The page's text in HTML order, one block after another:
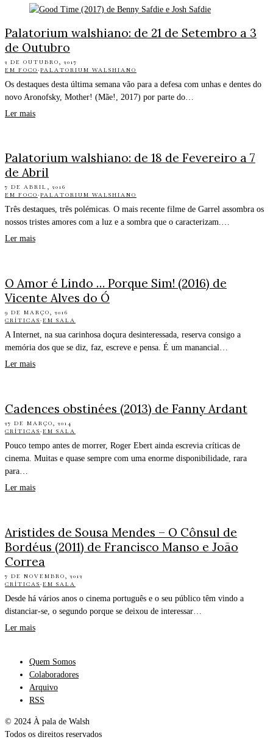
Palatorium walshiano: de 21 de Setembro a 3
de Outubro
2 DE OUTUBRO, 2017
EM FOCO·PALATORIUM WALSHIANO
Os destaques desta última semana vão para a defesa com unhas e dentes do
novo Aronofsky, Mother! (Mãe!, 2017) por parte do…
Ler mais
Palatorium walshiano: de 18 de Fevereiro a 7
de Abril
7 DE ABRIL, 2016
EM FOCO·PALATORIUM WALSHIANO
Três destaques, três polémicas. O mais recente filme de Garrel assombra os
nossos tristes amores com a luz e a sombra que o caracterizam.…
Ler mais
O Amor é Lindo … Porque Sim! (2016) de
Vicente Alves do Ó
9 DE MARÇO, 2016
CRÍTICAS·EM SALA
A Internet, na sua carinhosa doçura desinteressada, reserva consigo a
memória dos que se diz, faz, escreve e pensa. É um manancial…
Ler mais
Cadences obstinées (2013) de Fanny Ardant
27 DE MARÇO, 2014
CRÍTICAS·EM SALA
Pouco tempo antes de morrer, Roger Ebert ainda escrevia críticas de
cinema. Muitas e quase sempre com uma enorme disponibilidade, rara
para…
Ler mais
Aristides de Sousa Mendes – O Cônsul de
Bordéus (2011) de Francisco Manso e João
Correa
7 DE NOVEMBRO, 2012
CRÍTICAS·EM SALA
Desde há vários anos o cinema português e o seu público têm vindo a
distanciar-se, o segundo porque se deixou de interessar…
Ler mais
Quem Somos
Colaboradores
Arquivo
RSS
© 2024 À pala de Walsh
Todos os direitos reservados